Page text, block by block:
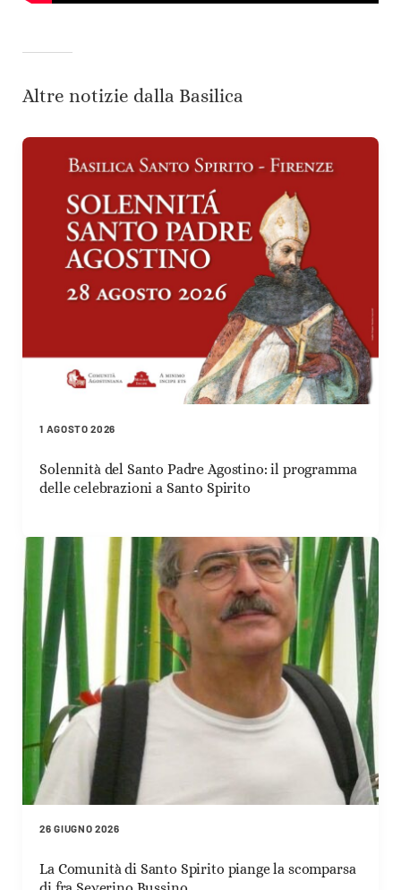
Altre notizie dalla Basilica
1 AGOSTO 2026
Solennità del Santo Padre Agostino: il programma
delle celebrazioni a Santo Spirito
26 GIUGNO 2026
La Comunità di Santo Spirito piange la scomparsa